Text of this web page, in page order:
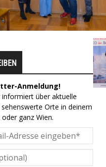
Anmeldung!
über aktuelle
Orte in deinem
oder ganz Wien.